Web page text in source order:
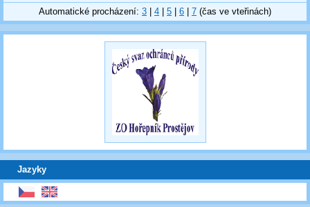
Automatické procházení: 3 4 5 6 7 (čas ve vteřinách)
Jazyky